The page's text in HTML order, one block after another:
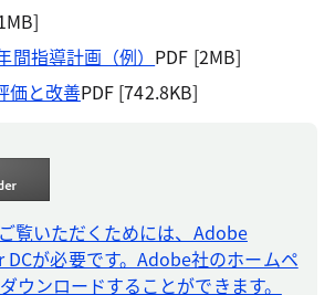
間指導計画（例） PDF [2MB]
価と改善PDF [742.8KB]
覧いただくためには、Adobe
が必要です。Adobe社のホームペ
ウンロードすることができます。